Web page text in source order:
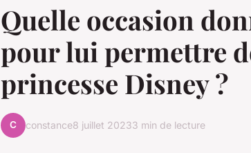
Quelle occasion
pour lui permettre
princesse Disney ?
C constance8 juillet 20233 min de lecture